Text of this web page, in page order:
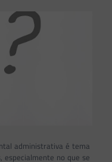
administrativa é tema
especialmente no que se